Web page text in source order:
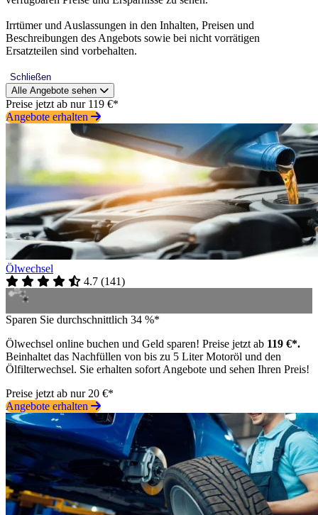
Irrtümer und Auslassungen in den Inhalten, Preisen und
Beschreibungen des Angebots sowie bei nicht vorrätigen
Ersatzteilen sind vorbehalten.
Schließen
Alle Angebote sehen
Preise jetzt ab nur 119 €*
Angebote erhalten
Ölwechsel
4.7 (141)
Sparen Sie durchschnittlich 34 %*
Ölwechsel online buchen und Geld sparen! Preise jetzt ab 119 €*.
Beinhaltet das Nachfüllen von bis zu 5 Liter Motoröl und den
Ölfilterwechsel. Sie erhalten sofort Angebote und sehen Ihren Preis!
Preise jetzt ab nur 20 €*
Angebote erhalten